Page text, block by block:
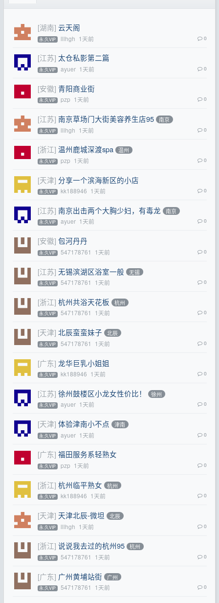
[湖南] 云天阁
永.久VIP lllhgh 1天前 0
[江苏] 太仓私影第二篇
永.久VIP ayuer 1天前 0
[安徽] 青阳商业街
永.久VIP pzp 1天前 0
[江苏] 南京草场门大街美容养生店95 南京
永.久VIP lllhgh 1天前 0
[浙江] 温州鹿城深渡spa 温州
永.久VIP pzp 1天前 0
[天津] 分享一个滨海新区的小店
永.久VIP kk188946 1天前 0
[江苏] 南京出击两个大胸少妇，有毒龙 南京
永.久VIP ayuer 1天前 0
[安徽] 包河丹丹
永.久VIP 547178761 1天前 0
[江苏] 无锡滨湖区浴室一般 无锡
永.久VIP 547178761 1天前 0
[浙江] 杭州共浴天花板 杭州
永.久VIP 547178761 1天前 0
[天津] 北辰蛮蛮妹子 北辰
永.久VIP 547178761 1天前 0
[广东] 龙华巨乳小姐姐
永.久VIP kk188946 1天前 0
[江苏] 徐州鼓楼区小龙女性价比！ 徐州
永.久VIP ayuer 1天前 0
[天津] 体验津南小不点 津南
永.久VIP ayuer 1天前 0
[广东] 福田服务系轻熟女
永.久VIP pzp 1天前 0
[浙江] 杭州临平熟女 杭州
永.久VIP kk188946 1天前 0
[天津] 天津北辰-微坦 北辰
永.久VIP lllhgh 1天前 0
[浙江] 说说我去过的杭州95 杭州
永.久VIP 547178761 1天前 0
[广东] 广州黄埔站街 广州
永.久VIP 547178761 1天前 0